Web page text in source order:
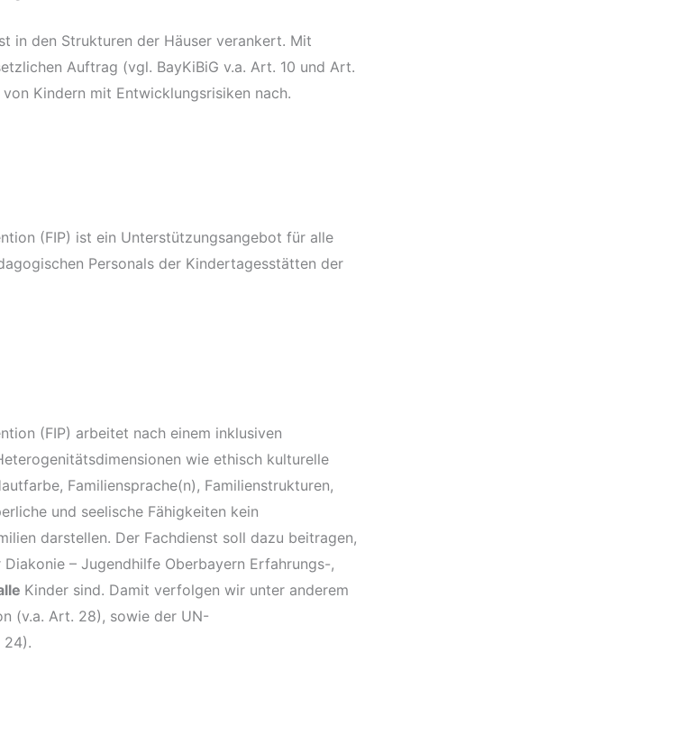
in den Strukturen der Häuser verankert. Mit
Auftrag (vgl. BayKiBiG v.a. Art. 10 und Art.
Kindern mit Entwicklungsrisiken nach.
(FIP) ist ein Unterstützungsangebot für alle
Personals der Kindertagesstätten der
(FIP) arbeitet nach einem inklusiven
wie ethisch kulturelle
Familiensprache(n), Familienstrukturen,
und seelische Fähigkeiten kein
darstellen. Der Fachdienst soll dazu beitragen,
– Jugendhilfe Oberbayern Erfahrungs-,
Kinder sind. Damit verfolgen wir unter anderem
(v.a. Art. 28), sowie der UN-
24).